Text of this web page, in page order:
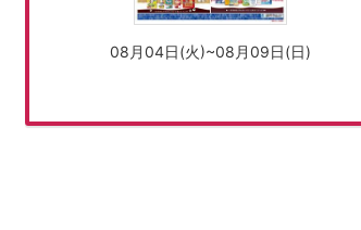
08月04日(火)~08月09日(日)